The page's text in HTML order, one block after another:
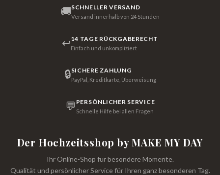
🚚SCHNELLER VERSAND
Versand innerhalb von 24 Stunden
↩14 TAGE RÜCKGABERECHT
Einfach und unkompliziert
🔒SICHERE ZAHLUNG
PayPal, Kreditkarte, Überweisung
💬 PERSÖNLICHER SERVICE
Schnelle Hilfe bei allen Fragen
Der Hochzeitsshop by MAKE MY DAY
Ihr Online-Shop für besondere Momente.
Qualität und persönlicher Service für Ihren ganz besonderen Tag.